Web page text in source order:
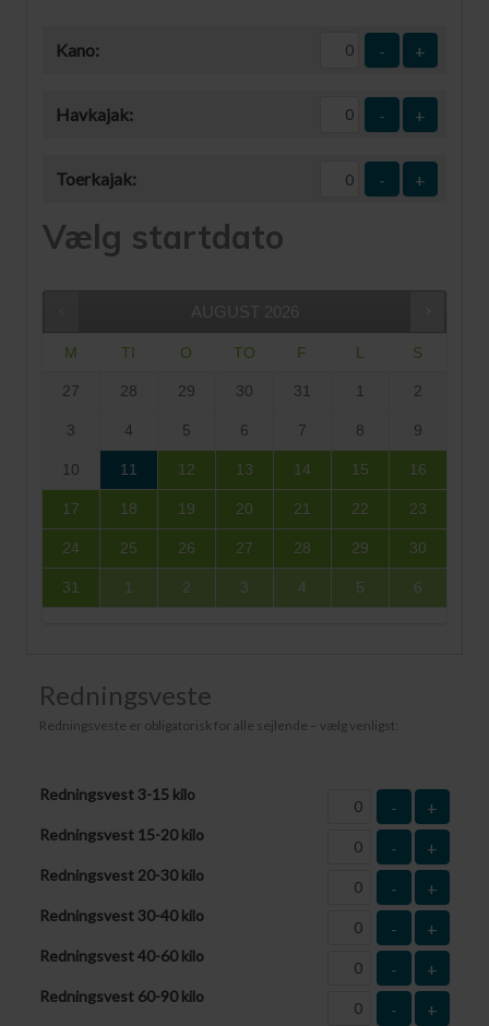
Kano: - +
Havkajak: - +
Toerkajak: - +
Vælg startdato
AUGUST 2026
M TI O TO F L S
27 28 29 30 31 1 2
3 4 5 6 7 8 9
10 11 12 13 14 15 16
17 18 19 20 21 22 23
24 25 26 27 28 29 30
31 1 2 3 4 5 6
Redningsveste
Redningsveste er obligatorisk for alle sejlende – vælg venligst:
Redningsvest 3-15 kilo
- +
Redningsvest 15-20 kilo
- +
Redningsvest 20-30 kilo
- +
Redningsvest 30-40 kilo
- +
Redningsvest 40-60 kilo
- +
Redningsvest 60-90 kilo
- +